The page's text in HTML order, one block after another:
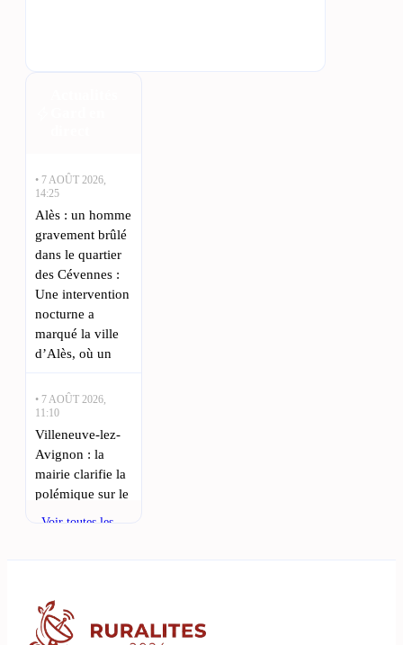
• 7 AOÛT 2026,
14:25
Alès : un homme
gravement brûlé
dans le quartier
des Cévennes :
Une intervention
nocturne a
marqué la ville
d’Alès, où un
• 7 AOÛT 2026,
11:10
Villeneuve-lez-
Avignon : la
mairie clarifie la
polémique sur le
chemin de Pierre
suite à des
travaux de
Voir toutes les